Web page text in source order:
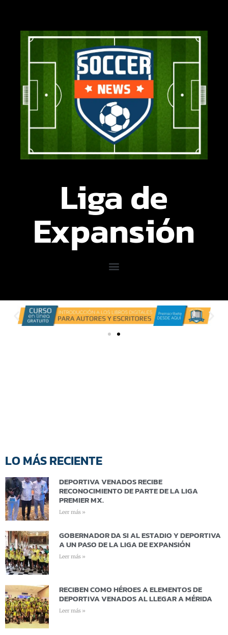
Liga de
Expansión
LO MÁS RECIENTE
DEPORTIVA VENADOS RECIBE
RECONOCIMIENTO DE PARTE DE LA LIGA
PREMIER MX.
Leer más »
GOBERNADOR DA SI AL ESTADIO Y DEPORTIVA
A UN PASO DE LA LIGA DE EXPANSIÓN
Leer más »
RECIBEN COMO HÉROES A ELEMENTOS DE
DEPORTIVA VENADOS AL LLEGAR A MÉRIDA
Leer más »